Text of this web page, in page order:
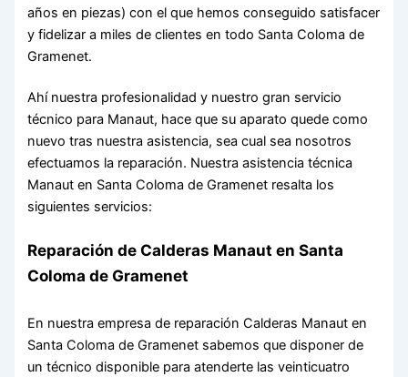
años en piezas) con el que hemos conseguido satisfacer
y fidelizar a miles de clientes en todo Santa Coloma de
Gramenet.
Ahí nuestra profesionalidad y nuestro gran servicio
técnico para Manaut, hace que su aparato quede como
nuevo tras nuestra asistencia, sea cual sea nosotros
efectuamos la reparación. Nuestra asistencia técnica
Manaut en Santa Coloma de Gramenet resalta los
siguientes servicios:
Reparación de Calderas Manaut en Santa
Coloma de Gramenet
En nuestra empresa de reparación Calderas Manaut en
Santa Coloma de Gramenet sabemos que disponer de
un técnico disponible para atenderte las veinticuatro